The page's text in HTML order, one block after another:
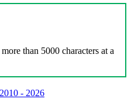
than 5000 characters at a
- 2026